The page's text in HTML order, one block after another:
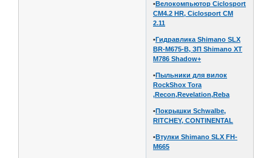
•Велокомпьютор Ciclosport
CM4.2 HR, Ciclosport CM
2.11
•Гидравлика Shimano SLX
BR-M675-B, ЗП Shimano XT
M786 Shadow+
•Пыльники для вилок
RockShox Tora
,Recon,Revelation,Reba
•Покрышки Schwalbe,
RITCHEY, CONTINENTAL
•Втулки Shimano SLX FH-
M665